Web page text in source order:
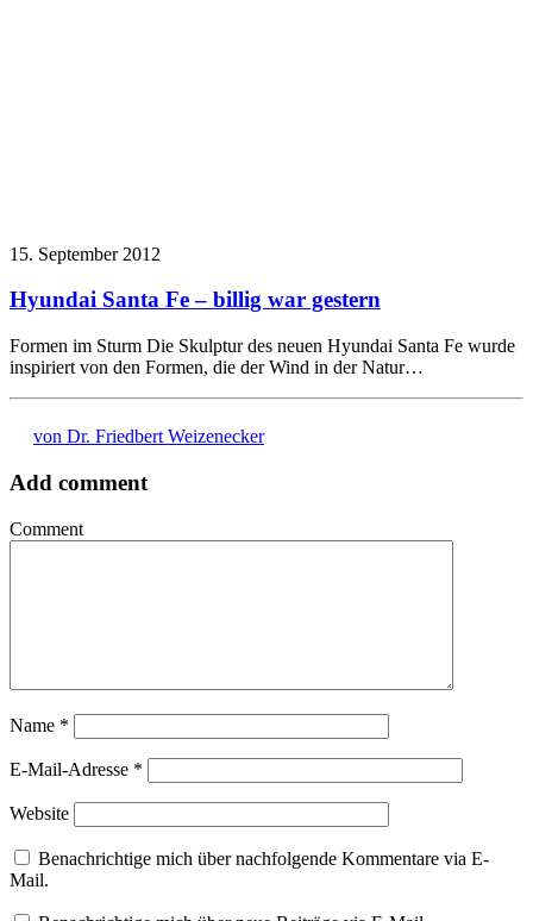
15. September 2012
Hyundai Santa Fe – billig war gestern
Formen im Sturm Die Skulptur des neuen Hyundai Santa Fe wurde
inspiriert von den Formen, die der Wind in der Natur…
von Dr. Friedbert Weizenecker
Add comment
Comment
Name *
E-Mail-Adresse *
Website
Benachrichtige mich über nachfolgende Kommentare via E-
Mail.